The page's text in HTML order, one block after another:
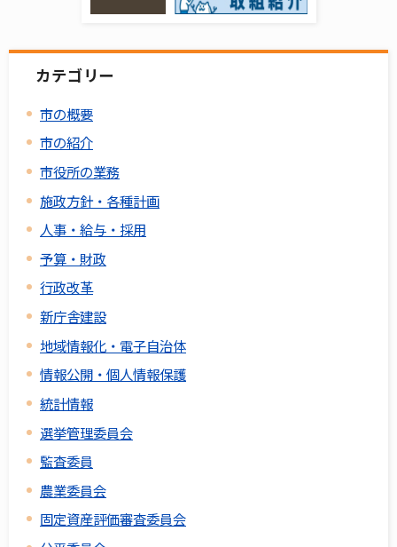
カテゴリー
市の概要
市の紹介
市役所の業務
施政方針・各種計画
人事・給与・採用
予算・財政
行政改革
新庁舎建設
地域情報化・電子自治体
情報公開・個人情報保護
統計情報
選挙管理委員会
監査委員
農業委員会
固定資産評価審査委員会